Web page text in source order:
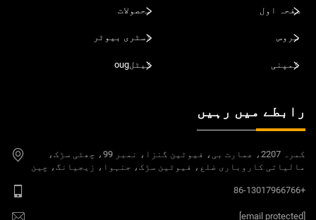
صفحہ اول محصولات
سروس ڈسٹری بیوٹر
کمپنی کیٹلoug
رابطے میں رہیں
کمرہ 2207، عمارت بی، فیوٹین گنزا، نمبر 99، چھٹی سڑک،
مالیاتی کاروباری ضلع، فیوٹین سڑک، جنہوا، زیجیانگ، چین
+86-13017966766
[email protected]